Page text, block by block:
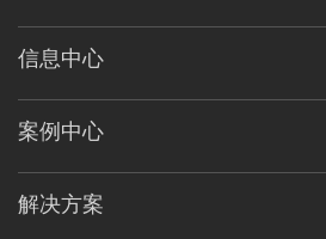
信息中心
案例中心
解决方案